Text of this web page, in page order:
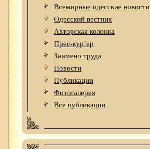
Всемирные одесские новости
Одесский вестник
Авторская колонка
Прес-кур’ер
Знамено труда
Новости
Публикации
Фотогалерея
Все публикации